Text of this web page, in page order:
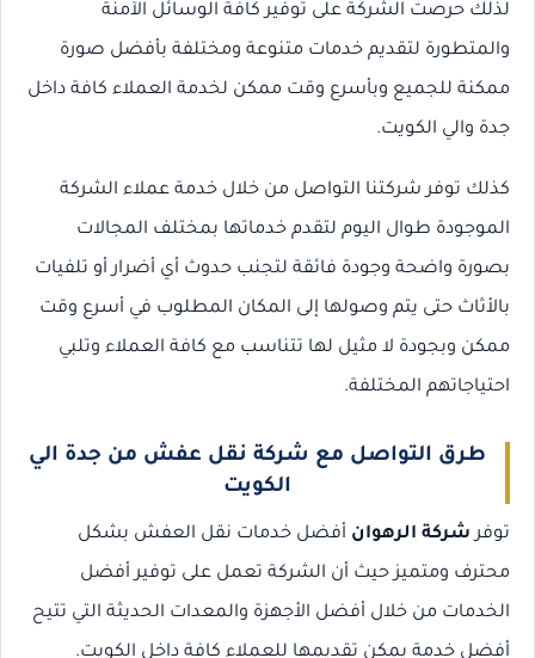
لذلك حرصت الشركة على توفير كافة الوسائل الآمنة
والمتطورة لتقديم خدمات متنوعة ومختلفة بأفضل صورة
ممكنة للجميع وبأسرع وقت ممكن لخدمة العملاء كافة داخل
جدة والي الكويت.
كذلك توفر شركتنا التواصل من خلال خدمة عملاء الشركة
الموجودة طوال اليوم لتقدم خدماتها بمختلف المجالات
بصورة واضحة وجودة فائقة لتجنب حدوث أي أضرار أو تلفيات
بالأثاث حتى يتم وصولها إلى المكان المطلوب في أسرع وقت
ممكن وبجودة لا مثيل لها تتناسب مع كافة العملاء وتلبي
احتياجاتهم المختلفة.
طرق التواصل مع شركة نقل عفش من جدة الي
الكويت
توفر شركة الرهوان أفضل خدمات نقل العفش بشكل
محترف ومتميز حيث أن الشركة تعمل على توفير أفضل
الخدمات من خلال أفضل الأجهزة والمعدات الحديثة التي تتيح
أفضل خدمة يمكن تقديمها للعملاء كافة داخل الكويت.